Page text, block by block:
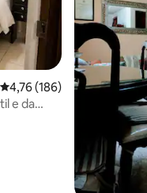
4,76 de uma avaliação
4,76 (186)
e da